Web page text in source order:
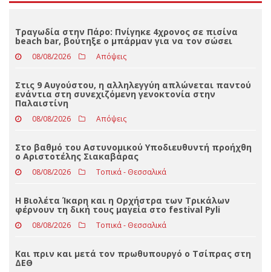
Τραγωδία στην Πάρο: Πνίγηκε 4χρονος σε πισίνα
beach bar, βούτηξε ο μπάρμαν για να τον σώσει
08/08/2026 Απόψεις
Στις 9 Αυγούστου, η αλληλεγγύη απλώνεται παντού
ενάντια στη συνεχιζόμενη γενοκτονία στην
Παλαιστίνη
08/08/2026 Απόψεις
Στο βαθμό του Αστυνομικού Υποδιευθυντή προήχθη
ο Αριστοτέλης Σιακαβάρας
08/08/2026 Τοπικά - Θεσσαλικά
Η Βιολέτα Ίκαρη και η Ορχήστρα των Τρικάλων
φέρνουν τη δική τους μαγεία στο festival Pyli
08/08/2026 Τοπικά - Θεσσαλικά
Και πριν και μετά τον πρωθυπουργό ο Τσίπρας στη
ΔΕΘ